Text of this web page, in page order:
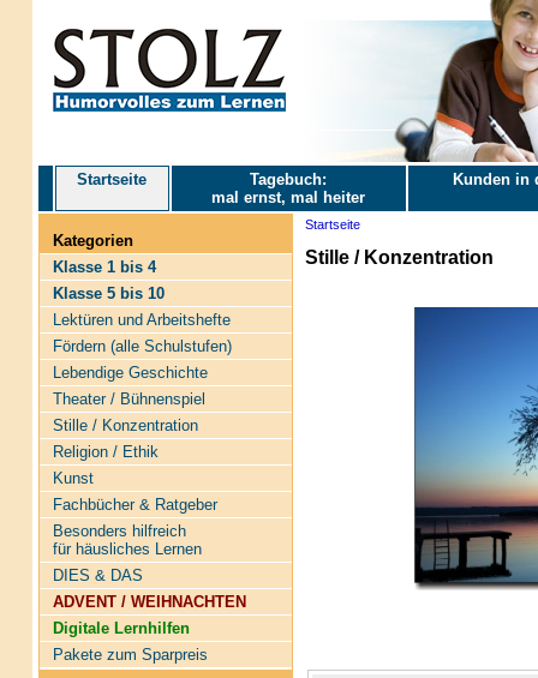
Startseite
Tagebuch:
mal ernst, mal heiter
Kunden in
Kategorien
Klasse 1 bis 4
Klasse 5 bis 10
Lektüren und Arbeitshefte
Fördern (alle Schulstufen)
Lebendige Geschichte
Theater / Bühnenspiel
Stille / Konzentration
Religion / Ethik
Kunst
Fachbücher & Ratgeber
Besonders hilfreich
für häusliches Lernen
DIES & DAS
ADVENT / WEIHNACHTEN
Digitale Lernhilfen
Pakete zum Sparpreis
Startseite
Stille / Konzentration